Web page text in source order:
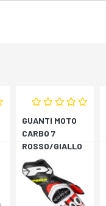
GUANTI MOTO
CARBO 7
ROSSO/GIALLO
FLUORESCENTE